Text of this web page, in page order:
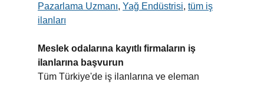
Pazarlama Uzmanı, Yağ Endüstrisi, tüm iş
ilanları
Meslek odalarına kayıtlı firmaların iş
ilanlarına başvurun
Tüm Türkiye'de iş ilanlarına ve eleman